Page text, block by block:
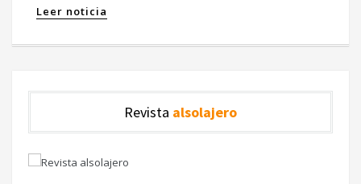
Leer noticia
Revista alsolajero